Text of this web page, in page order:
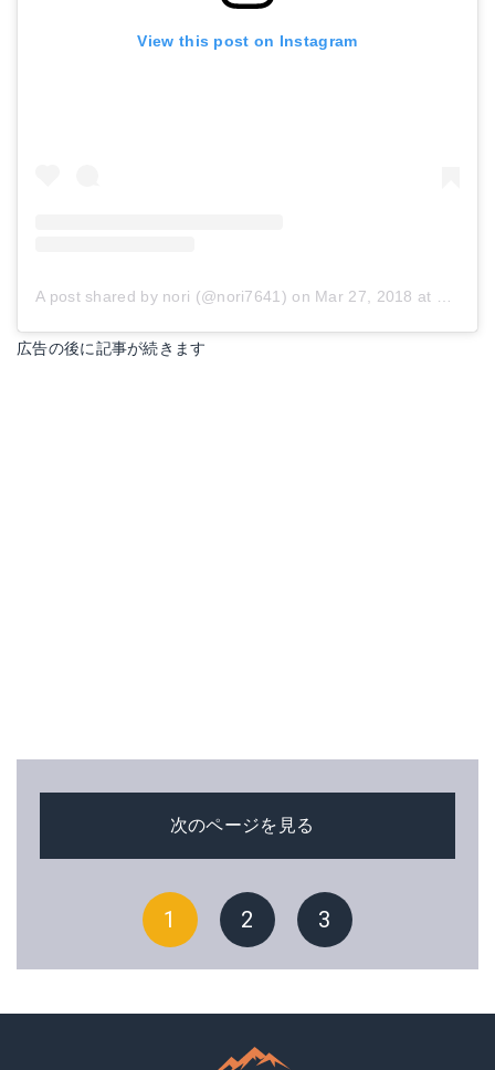
View this post on Instagram
A post shared by nori (@nori7641) on Mar 27, 2018 at 5:36am PDT
広告の後に記事が続きます
次のページを見る
1 2 3